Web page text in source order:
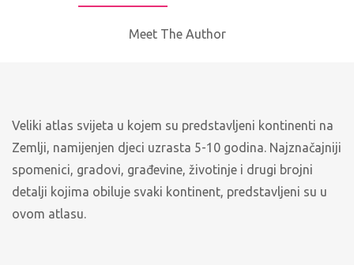
Meet The Author
Veliki atlas svijeta u kojem su predstavljeni kontinenti na
Zemlji, namijenjen djeci uzrasta 5-10 godina. Najznačajniji
spomenici, gradovi, građevine, životinje i drugi brojni
detalji kojima obiluje svaki kontinent, predstavljeni su u
ovom atlasu.